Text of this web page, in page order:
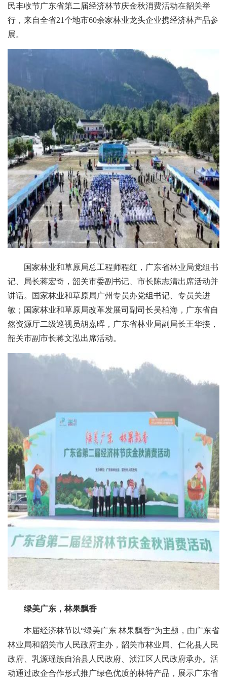
民丰收节广东省第二届经济林节庆金秋消费活动在韶关举
行，来自全省21个地市60余家林业龙头企业携经济林产品参
展。
国家林业和草原局总工程师程红，广东省林业局党组书
记、局长蒋宏奇，韶关市委副书记、市长陈志清出席活动并
讲话。国家林业和草原局广州专员办党组书记、专员关进
敏；国家林业和草原局改革发展司副司长吴柏海，广东省自
然资源厅二级巡视员胡嘉晖，广东省林业局副局长王华接，
韶关市副市长蒋文泓出席活动。
绿美广东，林果飘香
本届经济林节以“绿美广东 林果飘香”为主题，由广东省
林业局和韶关市人民政府主办，韶关市林业局、仁化县人民
政府、乳源瑶族自治县人民政府、浈江区人民政府承办。活
动通过政企合作形式推广绿色优质的林特产品，展示广东省